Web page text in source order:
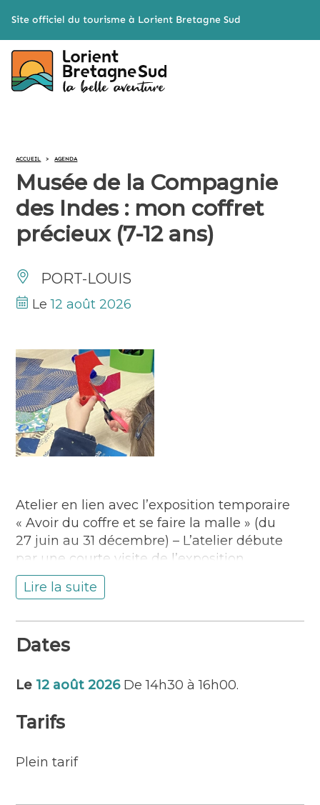
Site officiel du tourisme à Lorient Bretagne Sud
ACCUEIL > AGENDA
Musée de la Compagnie
des Indes : mon coffret
précieux (7-12 ans)
PORT-LOUIS
Le12 août 2026
Atelier en lien avec l’exposition temporaire
« Avoir du coffre et se faire la malle » (du
27 juin au 31 décembre) – L’atelier débute
par une courte visite de l’exposition
temporaire, puis, les enfants créent leur
coffret inspiré des objets du musée en
d’un temps de mise en scène, les enfants
qui seront immortalisées.
Lire la suite
Dates
Le 12 août 2026De 14h30 à 16h00.
Tarifs
Plein tarif